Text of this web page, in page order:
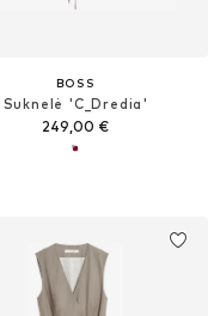
BOSS
Suknelė 'C_Dredia'
249,00 €